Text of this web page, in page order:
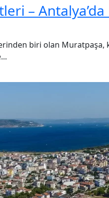
– Antalya’da
biri olan